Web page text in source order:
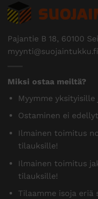
Pajantie B 18, 60100
myynti@suojaintukku.fi
Miksi ostaa meiltä?
Myymme
Ostaminen ei
Ilmainen toimitus
tilauksille!
Ilmainen toimitus
tilauksille!
Tilaamme isoja eriä